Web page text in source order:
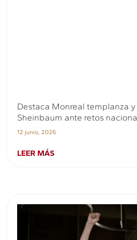
Destaca Monreal templanza
Sheinbaum ante retos
12 junio, 2026
LEER MÁS